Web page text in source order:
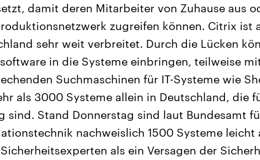
damit deren Mitarbeiter von Zuhause aus
zugreifen können. Citrix ist
sehr weit verbreitet. Durch die Lücken
in die Systeme einbringen, teilweise
Suchmaschinen für IT-Systeme wie
als 3000 Systeme allein in Deutschland, die
sind. Stand Donnerstag sind laut Bundesamt
nachweislich 1500 Systeme
als ein Versagen der